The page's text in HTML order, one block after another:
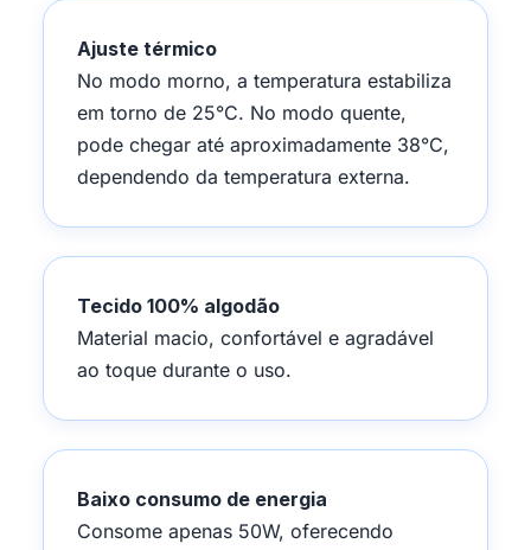
Ajuste térmico
No modo morno, a temperatura estabiliza
em torno de 25°C. No modo quente,
pode chegar até aproximadamente 38°C,
dependendo da temperatura externa.
Tecido 100% algodão
Material macio, confortável e agradável
ao toque durante o uso.
Baixo consumo de energia
Consome apenas 50W, oferecendo